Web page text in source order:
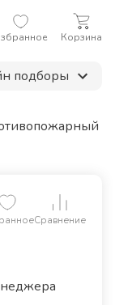
Корзина
подборы
Сравнение